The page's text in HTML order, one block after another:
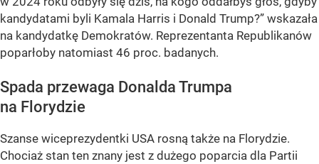
kandydatami byli Kamala Harris i Donald Trump?” wskazała
na kandydatkę Demokratów. Reprezentanta Republikanów
poparłoby natomiast 46 proc. badanych.
Spada przewaga Donalda Trumpa
na Florydzie
Szanse wiceprezydentki USA rosną także na Florydzie.
Chociaż stan ten znany jest z dużego poparcia dla Partii